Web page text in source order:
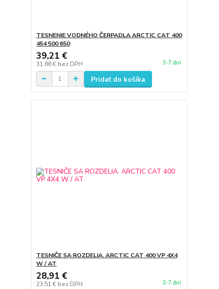
TESNENIE VODNÉHO ČERPADLA ARCTIC CAT 400
454 500 650
39,21 €
31,88 € bez DPH 3-7 dní
Pridať do košíka
TESNIČE SA ROZDELIA. ARCTIC CAT 400 VP 4X4
W / AT
28,91 €
23,51 € bez DPH 3-7 dní